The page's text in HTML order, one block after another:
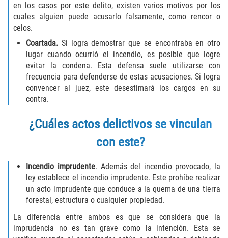
Assault
Assault on a Public Official Battery
Assault with a Deadly Weapon
Assault with Caustic Chemicals
Battery with Serious Bodily Injury
Corporal Injury
Domestic Violence
Child Endangerment
en los casos por este delito, existen varios motivos por los
cuales alguien puede acusarlo falsamente, como rencor o
celos.
Coartada.Si logra demostrar que se encontraba en otro
lugar cuando ocurrió el incendio, es posible que logre
evitar la condena. Esta defensa suele utilizarse con
frecuencia para defenderse de estas acusaciones. Si logra
convencer al juez, este desestimará los cargos en su
contra.
¿Cuáles actos delictivos se vinculan
con este?
Incendio imprudente. Además del incendio provocado, la
ley establece el incendio imprudente. Este prohíbe realizar
un acto imprudente que conduce a la quema de una tierra
forestal, estructura o cualquier propiedad.
La diferencia entre ambos es que se considera que la
imprudencia no es tan grave como la intención. Esta se